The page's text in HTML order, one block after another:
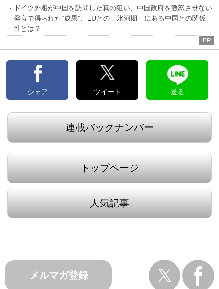
ドイツ外相が中国を訪問した真の狙い、中国政府を激怒させない
発言で得られた“成果”、EUとの「氷河期」にある中国との関係
性とは？
PR
シェア ツイート 送る
連載バックナンバー
トップページ
人気記事
メルマガ登録